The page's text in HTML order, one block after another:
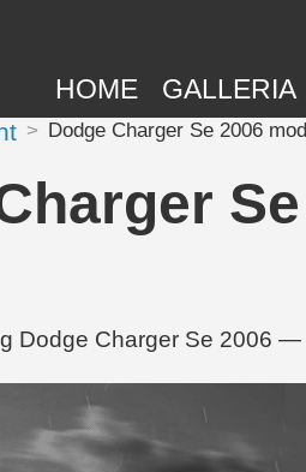
HOME GALLERIA
Dodge Charger Se 2006
Dodge Charger Se 2006